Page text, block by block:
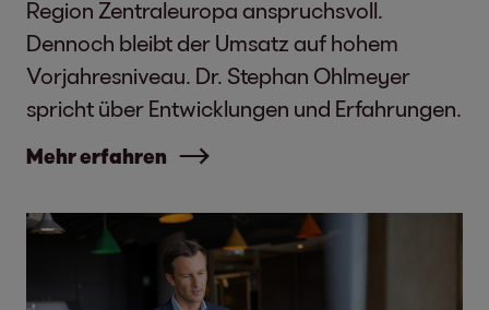
Region Zentraleuropa anspruchsvoll.
Dennoch bleibt der Umsatz auf hohem
Vorjahresniveau. Dr. Stephan Ohlmeyer
spricht über Entwicklungen und Erfahrungen.
Mehr erfahren